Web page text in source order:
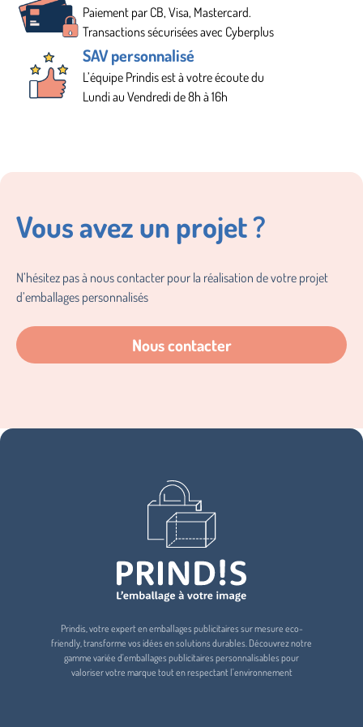
Paiement par CB, Visa, Mastercard.
Transactions sécurisées avec Cyberplus
SAV personnalisé
L’équipe Prindis est à votre écoute du
Lundi au Vendredi de 8h à 16h
Vous avez un projet ?
N’hésitez pas à nous contacter pour la réalisation de votre projet
d’emballages personnalisés
Nous contacter
Prindis, votre expert en emballages publicitaires sur mesure eco-
friendly, transforme vos idées en solutions durables. Découvrez notre
gamme variée d'emballages publicitaires personnalisables pour
valoriser votre marque tout en respectant l'environnement